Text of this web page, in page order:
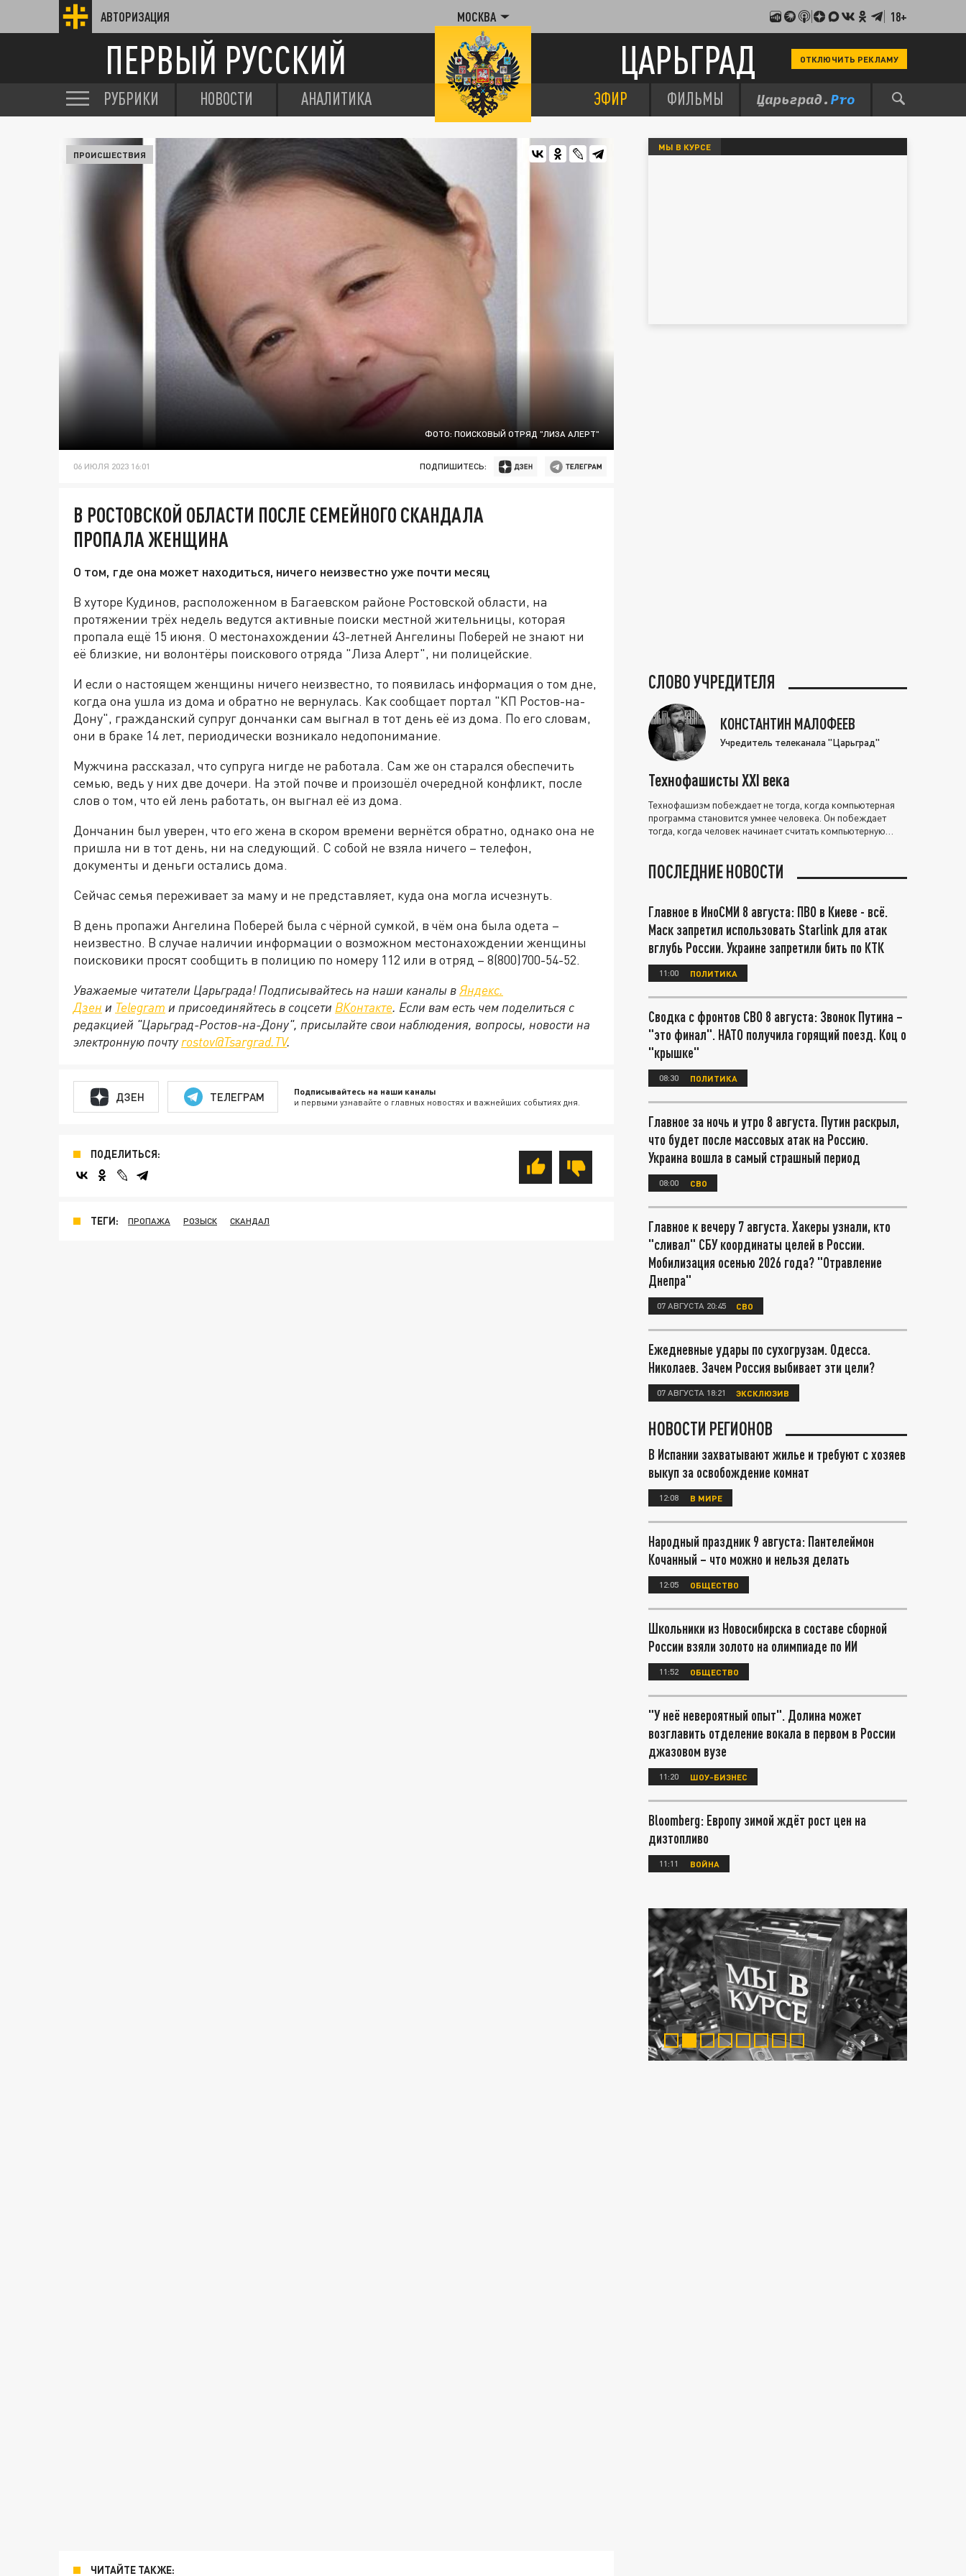
АВТОРИЗАЦИЯ МОСКВА 18+
ПЕРВЫЙ РУССКИЙ ЦАРЬГРАД ОТКЛЮЧИТЬ РЕКЛАМУ
РУБРИКИ НОВОСТИ АНАЛИТИКА ЭФИР ФИЛЬМЫ
ФОТО: ПОИСКОВЫЙ ОТРЯД "ЛИЗА АЛЕРТ"
ПРОИСШЕСТВИЯ
06 ИЮЛЯ 2023 16:01 ПОДПИШИТЕСЬ:
В РОСТОВСКОЙ ОБЛАСТИ ПОСЛЕ СЕМЕЙНОГО СКАНДАЛА
ПРОПАЛА ЖЕНЩИНА
О том, где она может находиться, ничего неизвестно уже почти месяц
В хуторе Кудинов, расположенном в Багаевском районе Ростовской области, на
протяжении трёх недель ведутся активные поиски местной жительницы, которая
пропала ещё 15 июня. О местонахождении 43-летней Ангелины Поберей не знают ни
её близкие, ни волонтёры поискового отряда "Лиза Алерт", ни полицейские.
И если о настоящем женщины ничего неизвестно, то появилась информация о том дне,
когда она ушла из дома и обратно не вернулась. Как сообщает портал "КП Ростов-на-
Дону", гражданский супруг дончанки сам выгнал в тот день её из дома. По его словам,
они в браке 14 лет, периодически возникало недопонимание.
Мужчина рассказал, что супруга нигде не работала. Сам же он старался обеспечить
семью, ведь у них две дочери. На этой почве и произошёл очередной конфликт, после
слов о том, что ей лень работать, он выгнал её из дома.
Дончанин был уверен, что его жена в скором времени вернётся обратно, однако она не
пришла ни в тот день, ни на следующий. С собой не взяла ничего – телефон,
документы и деньги остались дома.
Сейчас семья переживает за маму и не представляет, куда она могла исчезнуть.
В день пропажи Ангелина Поберей была с чёрной сумкой, в чём она была одета –
неизвестно. В случае наличии информации о возможном местонахождении женщины
поисковики просят сообщить в полицию по номеру 112 или в отряд – 8(800)700-54-52.
Уважаемые читатели Царьграда! Подписывайтесь на наши каналы вЯндекс.
Дзен и Telegram и присоединяйтесь в соцсети ВКонтакте. Если вам есть чем поделиться с
редакцией "Царьград-Ростов-на-Дону", присылайте свои наблюдения, вопросы, новости на
электронную почту rostov@Tsargrad.ТV.
ДЗЕН ТЕЛЕГРАМ Подписывайтесь на наши каналы
и первыми узнавайте о главных новостях и важнейших событиях дня.
ПОДЕЛИТЬСЯ:
ТЕГИ: ПРОПАЖА РОЗЫСК СКАНДАЛ
ЧИТАЙТЕ ТАКЖЕ:
МЫ В КУРСЕ
СЛОВО УЧРЕДИТЕЛЯ
КОНСТАНТИН МАЛОФЕЕВ
Учредитель телеканала "Царьград"
Технофашисты XXI века
Технофашизм побеждает не тогда, когда компьютерная
программа становится умнее человека. Он побеждает
тогда, когда человек начинает считать компьютерную
ПОСЛЕДНИЕ НОВОСТИ
Главное в ИноСМИ 8 августа: ПВО в Киеве - всё.
Маск запретил использовать Starlink для атак
вглубь России. Украине запретили бить по КТК
11:00 ПОЛИТИКА
Сводка с фронтов СВО 8 августа: Звонок Путина –
"это финал". НАТО получила горящий поезд. Коц о
"крышке"
08:30 ПОЛИТИКА
Главное за ночь и утро 8 августа. Путин раскрыл,
что будет после массовых атак на Россию.
Украина вошла в самый страшный период
08:00 СВО
Главное к вечеру 7 августа. Хакеры узнали, кто
"сливал" СБУ координаты целей в России.
Мобилизация осенью 2026 года? "Отравление
Днепра"
07 АВГУСТА 20:45 СВО
Ежедневные удары по сухогрузам. Одесса.
Николаев. Зачем Россия выбивает эти цели?
07 АВГУСТА 18:21 ЭКСКЛЮЗИВ
НОВОСТИ РЕГИОНОВ
В Испании захватывают жилье и требуют с хозяев
выкуп за освобождение комнат
12:08 В МИРЕ
Народный праздник 9 августа: Пантелеймон
Кочанный – что можно и нельзя делать
12:05 ОБЩЕСТВО
Школьники из Новосибирска в составе сборной
России взяли золото на олимпиаде по ИИ
11:52 ОБЩЕСТВО
"У неё невероятный опыт". Долина может
возглавить отделение вокала в первом в России
джазовом вузе
11:20 ШОУ-БИЗНЕС
Bloomberg: Европу зимой ждёт рост цен на
дизтопливо
11:11 ВОЙНА